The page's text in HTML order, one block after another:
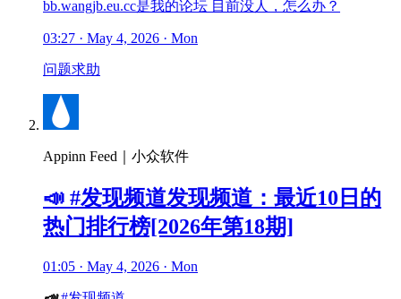
bb.wangjb.eu.cc是我的论坛 目前没人，怎么办？
03:27 · May 4, 2026 · Mon
问题求助
Appinn Feed｜小众软件
📣 #发现频道发现频道：最近10日的
热门排行榜[2026年第18期]
01:05 · May 4, 2026 · Mon